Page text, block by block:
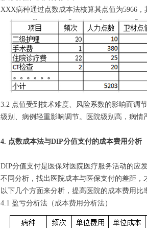
XXX病种通过点数成本法核算其点值为5966，
3.2 点值受到技术难度、风险系数的影响而调
级别、病例轻重影响调节。医院级别高，病情
4. 点数成本法与DIP分值支付的成本费用分析
DIP分值支付是医保对医院医疗服务活动的应
不同分析，找出医院成本与医保支付的差距
以下几个方面来分析，提高医院的成本费用比
4.1 盈亏分析法（成本费用分析法）